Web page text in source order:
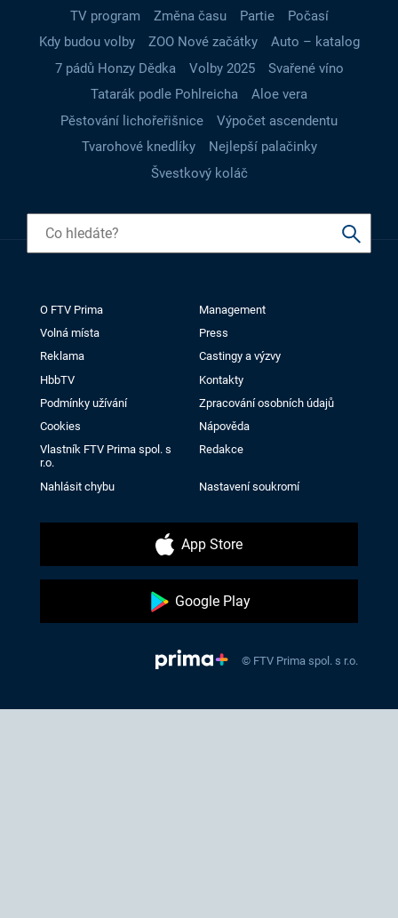
TV program
Změna času Partie
Počasí
Kdy budou volby
ZOO Nové začátky
Auto – katalog
7 pádů Honzy Dědka
Volby 2025
Svařené víno
Tatarák podle Pohlreicha
Aloe vera
Pěstování lichořeřišnice
Výpočet ascendentu
Tvarohové knedlíky
Nejlepší palačinky
Švestkový koláč
O FTV Prima
Management
Volná místa
Press
Reklama
Castingy a výzvy
HbbTV
Kontakty
Podmínky užívání
Zpracování osobních údajů
Cookies
Nápověda
Vlastník FTV Prima spol. s
r.o.
Redakce
Nahlásit chybu Nastavení soukromí
App Store
Google Play
© FTV Prima spol. s r.o.